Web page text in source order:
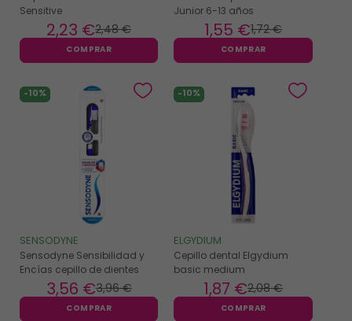
Sensitive
2,48 €
2,23 €
COMPRAR
Junior 6-13 años
1,72 €
1,55 €
COMPRAR
-10%
SENSODYNE
Sensodyne Sensibilidad y
Encías cepillo de dientes
3,96 €
3,56 €
COMPRAR
-10%
ELGYDIUM
Cepillo dental Elgydium
basic medium
2,08 €
1,87 €
COMPRAR